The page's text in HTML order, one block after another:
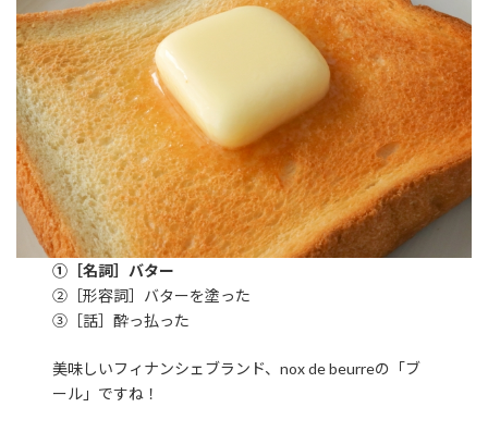
①［名詞］バター
②［形容詞］バターを塗った
③［話］酔っ払った
美味しいフィナンシェブランド、nox de beurreの「ブ
ール」ですね！